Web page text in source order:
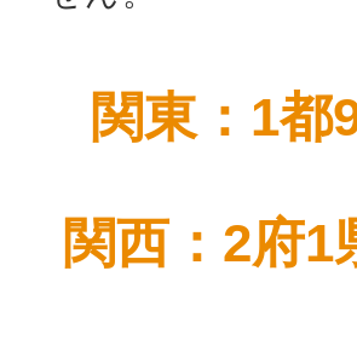
関東：1都
関西：2府